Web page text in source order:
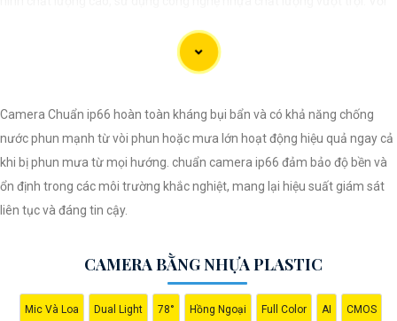
khách hàng sự an tâm và yên tâm về an ninh tại mọi không gian. Hệ
thống camera nhựa của chúng An Thành Phát Không chỉ mang lại hình
hiệu quả. Đến với chúng tôi, quý khách sẽ được tư vấn kỹ lưỡng và lựa
chọn giải pháp an ninh tốt nhất cho gia đình, cửa hàng hoặc doanh
nghiệp của mình. Hãy để chúng tôi giúp bạn bảo vệ mọi khoảnh khắc
quan trọng."
Camera Chuẩn ip66 hoàn toàn kháng bụi bẩn và có khả năng chống
nước phun mạnh từ vòi phun hoặc mưa lớn hoạt động hiệu quả ngay cả
khi bị phun mưa từ mọi hướng. chuẩn camera ip66 đảm bảo độ bền và
ổn định trong các môi trường khắc nghiệt, mang lại hiệu suất giám sát
liên tục và đáng tin cậy.
CAMERA BẰNG NHỰA PLASTIC
Mic Và Loa Dual Light 78° Hồng Ngoại Full Color AI CMOS